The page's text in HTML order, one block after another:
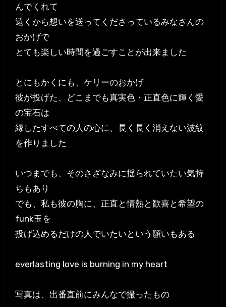
んでくれて
遠くから想いを送ってくださっているみなさんの
おかげで
とても楽しい時間を過ごすことが出来ました
とにもかくにも、ケリーのおかげ
彼が投げた、どこまでも真実色・正直色に輝く愛
の宝石は
縁したすべての人の心に、長く長く消えない波紋
を作りました
いつまでも、そのさざなみに揺られていたい気持
ちもあり
でも、私も彼の胸に、正直と情熱と歓喜と希望の
funk玉を
投げ込めるだけの人でいたいという願いもある
everlasting love is burning in my heart
写真は、出番直前にみんなで撮ったもの